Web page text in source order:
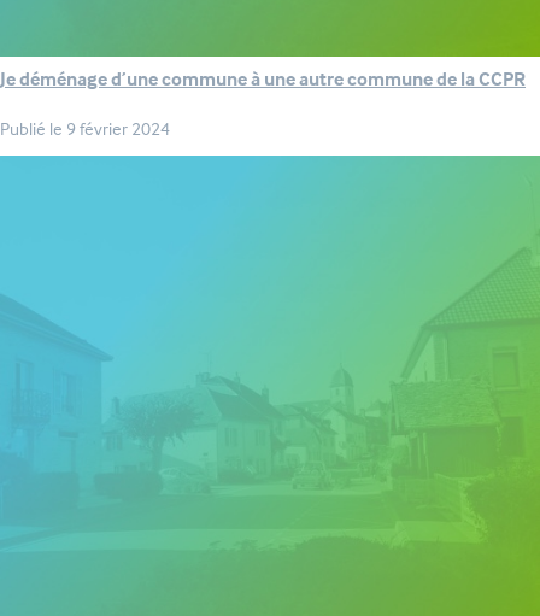
Je déménage d’une commune à une autre commune de la CCPR
Publié le 9 février 2024